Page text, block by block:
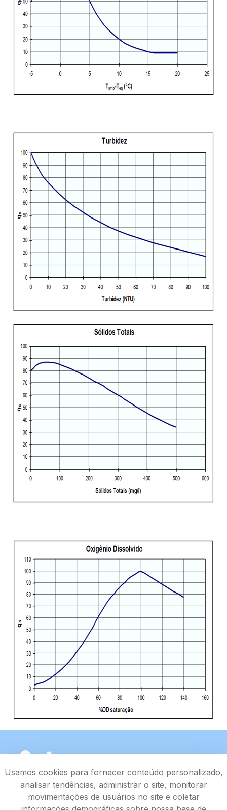
Usamos cookies para fornecer conteúdo personalizado,
analisar tendências, administrar o site, monitorar
movimentações de usuários no site e coletar